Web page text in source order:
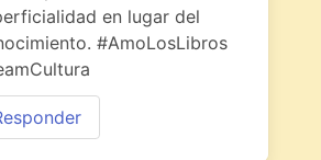
en lugar del
#AmoLosLibros